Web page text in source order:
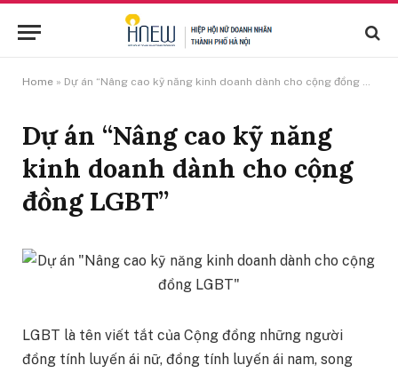
Home » Dự án “Nâng cao kỹ năng kinh doanh dành cho cộng đồng LGBT”
Dự án “Nâng cao kỹ năng
kinh doanh dành cho cộng
đồng LGBT”
LGBT là tên viết tắt của Cộng đồng những người
đồng tính luyến ái nữ, đồng tính luyến ái nam, song